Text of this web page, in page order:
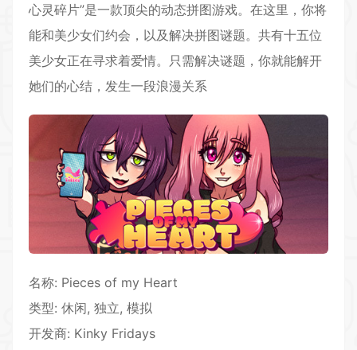
心灵碎片”是一款顶尖的动态拼图游戏。在这里，你将
能和美少女们约会，以及解决拼图谜题。共有十五位
美少女正在寻求着爱情。只需解决谜题，你就能解开
她们的心结，发生一段浪漫关系
名称: Pieces of my Heart
类型: 休闲, 独立, 模拟
开发商: Kinky Fridays